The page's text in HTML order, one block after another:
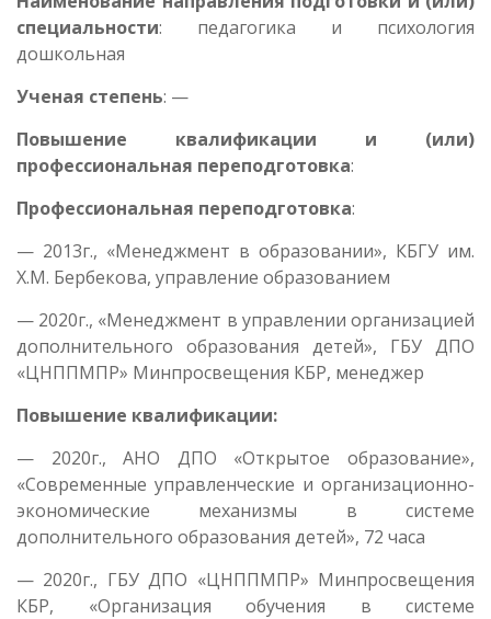
специальности: педагогика и психология
дошкольная
Ученая степень: —
Повышение квалификации и (или)
профессиональная переподготовка:
Профессиональная переподготовка:
— 2013г., «Менеджмент в образовании», КБГУ им.
Х.М. Бербекова, управление образованием
— 2020г., «Менеджмент в управлении организацией
дополнительного образования детей», ГБУ ДПО
«ЦНППМПР» Минпросвещения КБР, менеджер
Повышение квалификации:
— 2020г., АНО ДПО «Открытое образование»,
«Современные управленческие и организационно-
экономические механизмы в системе
дополнительного образования детей», 72 часа
— 2020г., ГБУ ДПО «ЦНППМПР» Минпросвещения
КБР, «Организация обучения в системе